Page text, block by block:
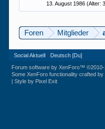
13. August 1986 (Alter:
Foren Mitglieder
Social Aktuell Deutsch [Du]
Forum software by XenForo™©2010-
Some XenForo functionality crafted by
|Style by Pixel Exit